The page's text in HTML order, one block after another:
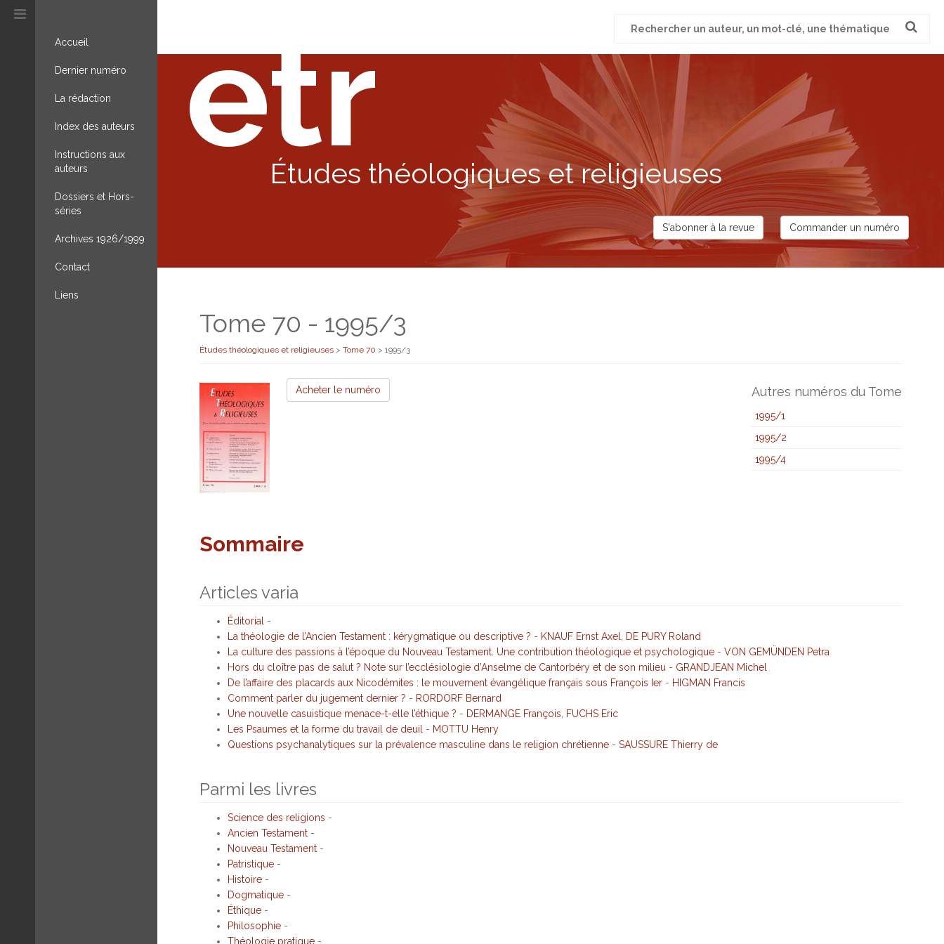
Accueil
Dernier numéro
La rédaction
Index des auteurs
Instructions aux
auteurs
Dossiers et Hors-
séries
Archives 1926/1999
Contact
Liens
pour
etr
Études théologiques et religieuses
S'abonner à la revue Commander un numéro
Tome 70 - 1995/3
Études théologiques et religieuses > Tome 70 > 1995/3
Autres numéros du Tome
1995/1
1995/2
1995/4
Acheter le numéro
Sommaire
Articles varia
Éditorial -
La théologie de l’Ancien Testament : kérygmatique ou descriptive ? - KNAUF Ernst Axel, DE PURY Roland
La culture des passions à l’époque du Nouveau Testament. Une contribution théologique et psychologique - VON GEMÜNDEN Petra
Hors du cloître pas de salut ? Note sur l’ecclésiologie d’Anselme de Cantorbéry et de son milieu - GRANDJEAN Michel
De l’affaire des placards aux Nicodémites : le mouvement évangélique français sous François Ier - HIGMAN Francis
Comment parler du jugement dernier ? - RORDORF Bernard
Une nouvelle casuistique menace-t-elle l’éthique ? - DERMANGE François, FUCHS Eric
Les Psaumes et la forme du travail de deuil - MOTTU Henry
Questions psychanalytiques sur la prévalence masculine dans le religion chrétienne - SAUSSURE Thierry de
Parmi les livres
Science des religions -
Ancien Testament -
Nouveau Testament -
Patristique -
Histoire -
Dogmatique -
Éthique -
Philosophie -
Théologie pratique -